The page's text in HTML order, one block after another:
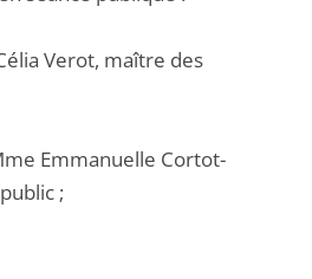
Verot, maître des
Emmanuelle Cortot-
;